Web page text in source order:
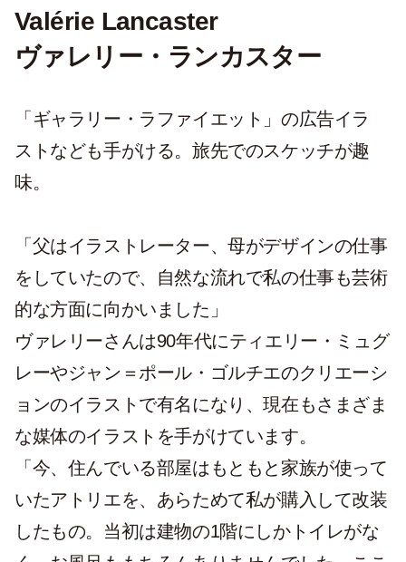
Valérie Lancaster
ヴァレリー・ランカスター
「ギャラリー・ラファイエット」の広告イラ
ストなども手がける。旅先でのスケッチが趣
味。
「父はイラストレーター、母がデザインの仕事
をしていたので、自然な流れで私の仕事も芸術
的な方面に向かいました」
ヴァレリーさんは90年代にティエリー・ミュグ
レーやジャン＝ポール・ゴルチエのクリエーシ
ョンのイラストで有名になり、現在もさまざま
な媒体のイラストを手がけています。
「今、住んでいる部屋はもともと家族が使って
いたアトリエを、あらためて私が購入して改装
したもの。当初は建物の1階にしかトイレがな